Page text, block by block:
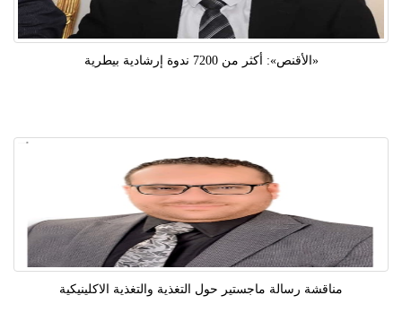
«الأقنص»: أكثر من 7200 ندوة إرشادية بيطرية
مناقشة رسالة ماجستير حول التغذية والتغذية الاكلينيكية